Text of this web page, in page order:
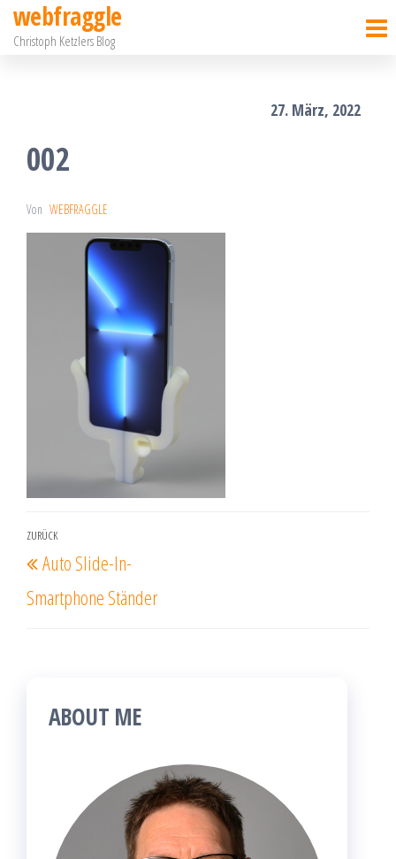
Zum
Inhalt
webfraggle
Christoph Ketzlers Blog
27. März, 2022
002
Von WEBFRAGGLE
Beitragsnavigation
Vorheriger
Beitrag
ZURÜCK
Auto Slide-In-
Smartphone Ständer
ABOUT ME